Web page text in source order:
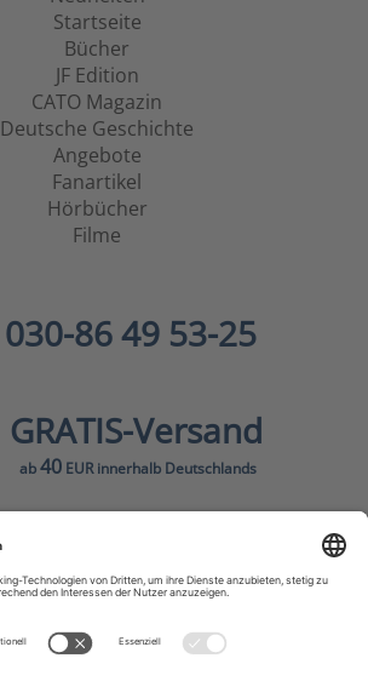
Startseite
Bücher
JF Edition
CATO Magazin
Deutsche Geschichte
Angebote
Fanartikel
Hörbücher
Filme
030-86 49 53-25
GRATIS-Versand
ab40EUR innerhalb Deutschlands
Preiseinkl. MwSt., zzgl.Versandkosten